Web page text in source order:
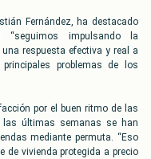
Fernández, ha destacado
impulsando la
respuesta efectiva y real a
problemas de los
por el buen ritmo de las
las últimas semanas se han
mediante permuta. “Eso
de vivienda protegida a precio